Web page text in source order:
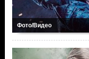
Фото/Видео